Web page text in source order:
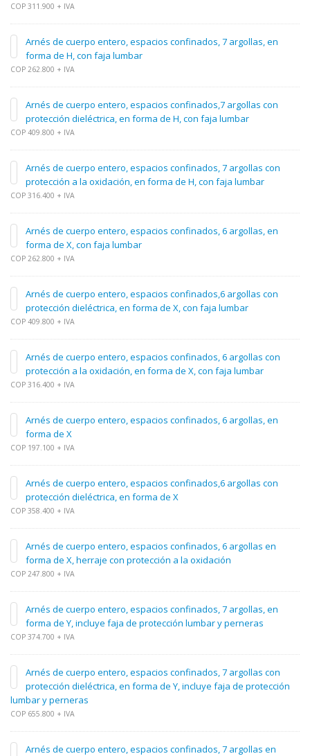
COP 311.900 + IVA
Arnés de cuerpo entero, espacios confinados, 7 argollas, en
forma de H, con faja lumbar
COP 262.800 + IVA
Arnés de cuerpo entero, espacios confinados,7 argollas con
protección dieléctrica, en forma de H, con faja lumbar
COP 409.800 + IVA
Arnés de cuerpo entero, espacios confinados, 7 argollas con
protección a la oxidación, en forma de H, con faja lumbar
COP 316.400 + IVA
Arnés de cuerpo entero, espacios confinados, 6 argollas, en
forma de X, con faja lumbar
COP 262.800 + IVA
Arnés de cuerpo entero, espacios confinados,6 argollas con
protección dieléctrica, en forma de X, con faja lumbar
COP 409.800 + IVA
Arnés de cuerpo entero, espacios confinados, 6 argollas con
protección a la oxidación, en forma de X, con faja lumbar
COP 316.400 + IVA
Arnés de cuerpo entero, espacios confinados, 6 argollas, en
forma de X
COP 197.100 + IVA
Arnés de cuerpo entero, espacios confinados,6 argollas con
protección dieléctrica, en forma de X
COP 358.400 + IVA
Arnés de cuerpo entero, espacios confinados, 6 argollas en
forma de X, herraje con protección a la oxidación
COP 247.800 + IVA
Arnés de cuerpo entero, espacios confinados, 7 argollas, en
forma de Y, incluye faja de protección lumbar y perneras
COP 374.700 + IVA
Arnés de cuerpo entero, espacios confinados, 7 argollas con
protección dieléctrica, en forma de Y, incluye faja de protección
lumbar y perneras
COP 655.800 + IVA
Arnés de cuerpo entero, espacios confinados, 7 argollas en